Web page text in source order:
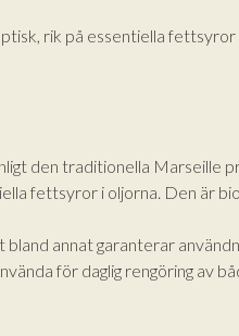
rik på essentiella fettsyror
den traditionella Marseille
fettsyror i oljorna. Den är
annat garanterar
för daglig rengöring av